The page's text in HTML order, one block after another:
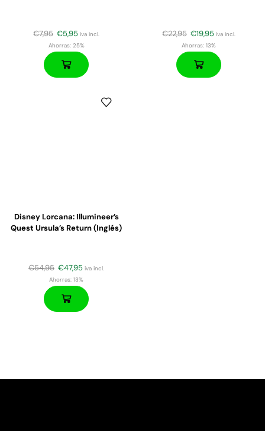
€7,95 €5,95 iva incl.
Ahorras:25%
€22,95 €19,95 iva incl.
Ahorras: 13%
Disney Lorcana: Illumineer’s
Quest Ursula’s Return (Inglés)
€54,95 €47,95 iva incl.
Ahorras: 13%